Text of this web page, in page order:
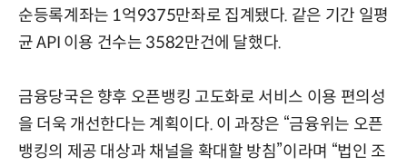
순등록계좌는 1억9375만좌로 집계됐다. 같은 기간 일평
균 API 이용 건수는 3582만건에 달했다.
금융당국은 향후 오픈뱅킹 고도화로 서비스 이용 편의성
을 더욱 개선한다는 계획이다. 이 과장은 “금융위는 오픈
뱅킹의 제공 대상과 채널을 확대할 방침”이라며 “법인 조